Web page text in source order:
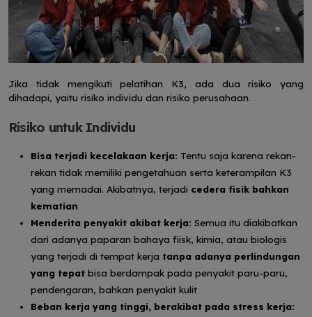
Jika tidak mengikuti pelatihan K3, ada dua risiko yang
dihadapi, yaitu risiko individu dan risiko perusahaan.
Risiko untuk Individu
Bisa terjadi kecelakaan kerja: Tentu saja karena rekan-
rekan tidak memiliki pengetahuan serta keterampilan K3
yang memadai. Akibatnya, terjadi cedera fisik bahkan
kematian
Menderita penyakit akibat kerja: Semua itu diakibatkan
dari adanya paparan bahaya fiisk, kimia, atau biologis
yang terjadi di tempat kerja tanpa adanya perlindungan
yang tepat bisa berdampak pada penyakit paru-paru,
pendengaran, bahkan penyakit kulit
Beban kerja yang tinggi, berakibat pada stress kerja: